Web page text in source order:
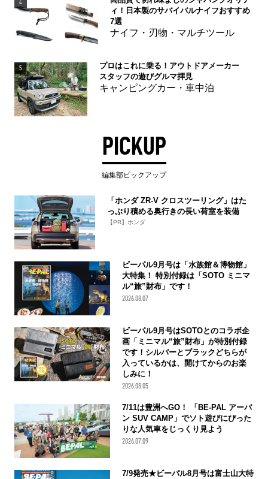
4
ィ！日本製のサバイバルナイフおすすめ
7選
ナイフ・刃物・マルチツール
5
プロはこれに乗る！アウトドアメーカー
スタッフの遊びグルマ拝見
キャンピングカー・車中泊
PICKUP
編集部ピックアップ
「ホンダ ZR-V クロスツーリング」はた
っぷり積める奥行きの長い荷室を装備
【PR】ホンダ
ビーパル9月号は「水族館＆博物館」
大特集！ 特別付録は「SOTO ミニマ
ル“旅”財布」です！
2026.08.07
ビーパル9月号はSOTOとのコラボ企
画「ミニマル“旅”財布」が特別付録
です！シルバーとブラックどちらが
入っているかは、開けてからのお楽
しみに！
2026.08.05
7/11は豊洲へGO！ 「BE-PAL アーバ
ン SUV CAMP」でソト遊びにぴった
りな人気車をじっくり見よう
2026.07.09
7/9発売★ビーパル8月号は富士山大特